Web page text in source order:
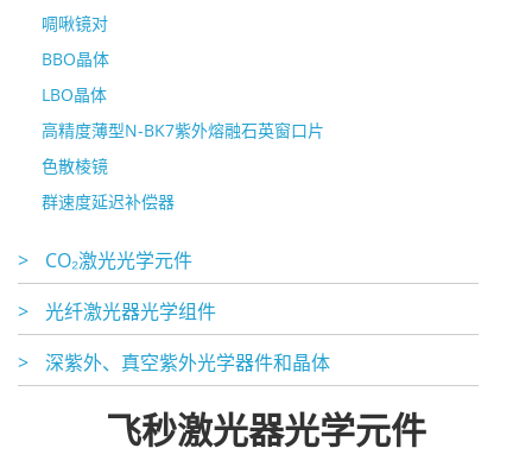
啁啾镜对
BBO晶体
LBO晶体
高精度薄型N-BK7紫外熔融石英窗口片
色散棱镜
群速度延迟补偿器
>
CO₂激光光学元件
>
光纤激光器光学组件
>
深紫外、真空紫外光学器件和晶体
飞秒激光器光学元件